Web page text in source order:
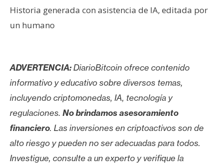
Historia generada con asistencia de IA, editada por
un humano
ADVERTENCIA:DiarioBitcoin ofrece contenido
informativo y educativo sobre diversos temas,
incluyendo criptomonedas, IA, tecnología y
regulaciones. No brindamos asesoramiento
financiero. Las inversiones en criptoactivos son de
alto riesgo y pueden no ser adecuadas para todos.
Investigue, consulte a un experto y verifique la